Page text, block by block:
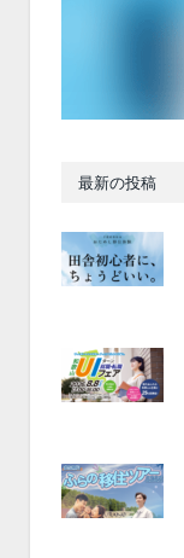
最新の投稿